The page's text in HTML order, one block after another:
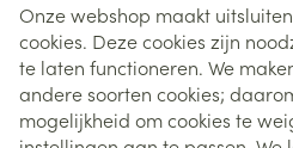
Onze webshop maakt
cookies. Deze cookies zijn
te laten functioneren. We
andere soorten cookies;
mogelijkheid om cookies te